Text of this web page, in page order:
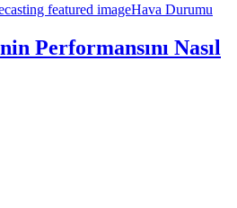
Hava Durumu
Performansını Nasıl